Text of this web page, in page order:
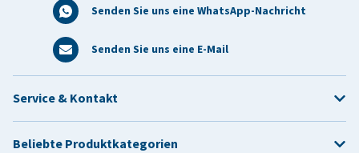
Senden Sie uns eine WhatsApp-Nachricht
Senden Sie uns eine E-Mail
Service & Kontakt
Beliebte Produktkategorien